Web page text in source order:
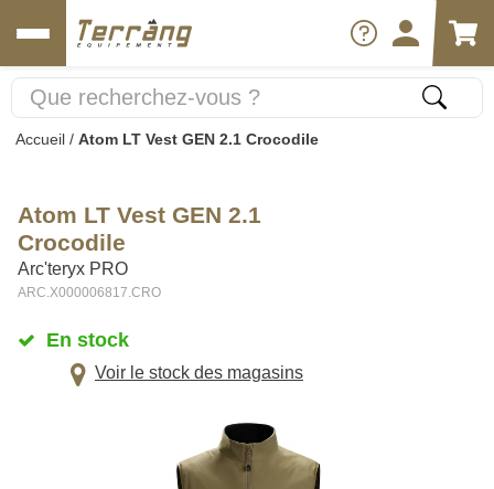
Accueil / Atom LT Vest GEN 2.1 Crocodile
Atom LT Vest GEN 2.1
Crocodile
Arc'teryx PRO
ARC.X000006817.CRO
En stock
Voir le stock des magasins